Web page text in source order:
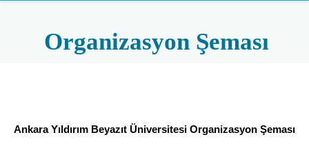
Organizasyon Şeması
Ankara Yıldırım Beyazıt Üniversitesi Organizasyon Şeması